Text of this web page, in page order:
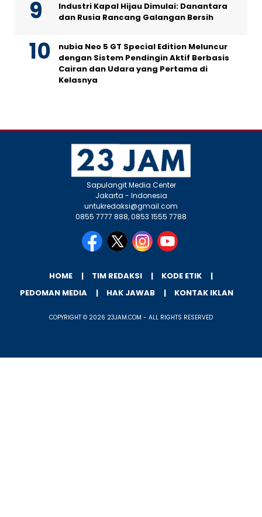
Industri Kapal Hijau Dimulai: Danantara
dan Rusia Rancang Galangan Bersih
nubia Neo 5 GT Special Edition Meluncur
dengan Sistem Pendingin Aktif Berbasis
Cairan dan Udara yang Pertama di
Kelasnya
Sapulangit Media Center
Jakarta - Indonesia
untukredaksi@gmail.com
0855 7777 888, 0853 1555 7788
HOME TIM REDAKSI
KODE ETIK
PEDOMAN MEDIA
HAK JAWAB KONTAK IKLAN
COPYRIGHT © 2026 23JAM.COM - ALL RIGHTS RESERVED